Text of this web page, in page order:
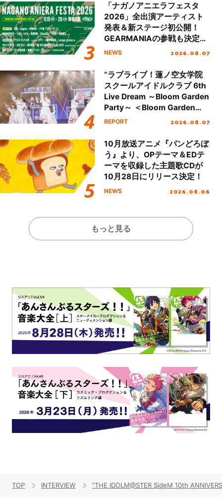
「ナガノアニエラフェスタ
2026」全出演アーティスト
発表＆新ステージ初公開！
GEARMANIAの参戦も決定
し、初となる第3ステージの
NEWS 2026.08.07
“ラブライブ！蓮ノ空女学院
スクールアイドルクラブ 6th
Live Dream ～Bloom Garden
Party～ ＜Bloom Garden
Party Stage／埼玉公演＞”
REPORT 2026.08.07
10月放送アニメ『パンどろぼ
う』より、OPテーマ＆EDテ
ーマを収録した主題歌CDが
10月28日にリリース決定！
NEWS 2026.08.06
もっと見る
TOP INTERVIEW “THE IDOLM@STER SideM 10th